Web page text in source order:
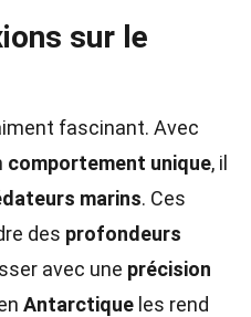
sur le
fascinant. Avec
comportement unique, il
marins. Ces
des profondeurs
avec une précision
Antarctique les rend